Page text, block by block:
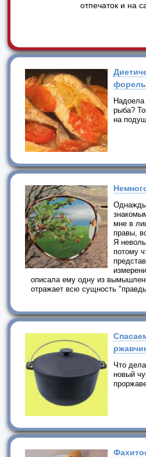
отпечаток и на
форель
Надоела
рыба?
на
мне в
правы,
Я
потому
описала ему одну из
отражает всю сущность
Что
новый